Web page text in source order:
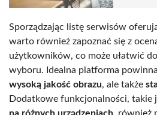
Sporządzając listę serwisów
warto również zapoznać się z
użytkowników, co może ułatwić
wyboru. Idealna platforma
wysoką jakość obrazu, ale także
Dodatkowe funkcjonalności, takie